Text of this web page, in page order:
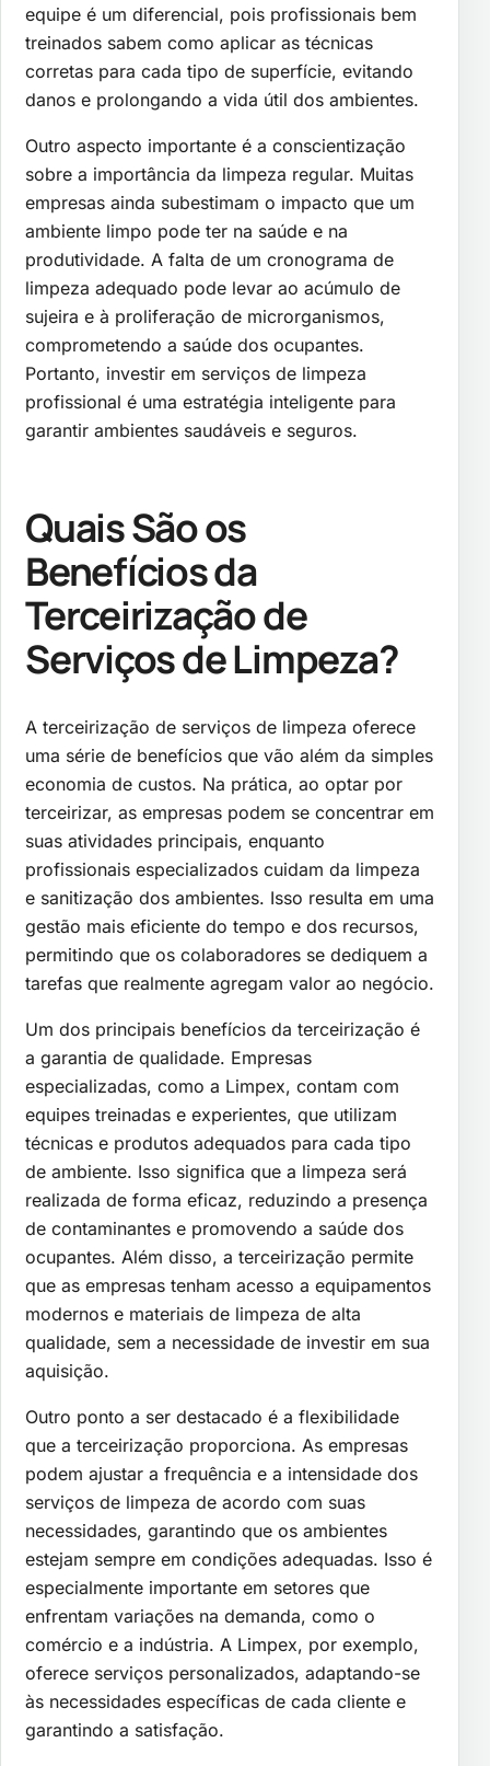
equipe é um diferencial, pois profissionais bem
treinados sabem como aplicar as técnicas
corretas para cada tipo de superfície, evitando
danos e prolongando a vida útil dos ambientes.
Outro aspecto importante é a conscientização
sobre a importância da limpeza regular. Muitas
empresas ainda subestimam o impacto que um
ambiente limpo pode ter na saúde e na
produtividade. A falta de um cronograma de
limpeza adequado pode levar ao acúmulo de
sujeira e à proliferação de microrganismos,
comprometendo a saúde dos ocupantes.
Portanto, investir em serviços de limpeza
profissional é uma estratégia inteligente para
garantir ambientes saudáveis e seguros.
Quais São os
Benefícios da
Terceirização de
Serviços de Limpeza?
A terceirização de serviços de limpeza oferece
uma série de benefícios que vão além da simples
economia de custos. Na prática, ao optar por
terceirizar, as empresas podem se concentrar em
suas atividades principais, enquanto
profissionais especializados cuidam da limpeza
e sanitização dos ambientes. Isso resulta em uma
gestão mais eficiente do tempo e dos recursos,
permitindo que os colaboradores se dediquem a
tarefas que realmente agregam valor ao negócio.
Um dos principais benefícios da terceirização é
a garantia de qualidade. Empresas
especializadas, como a Limpex, contam com
equipes treinadas e experientes, que utilizam
técnicas e produtos adequados para cada tipo
de ambiente. Isso significa que a limpeza será
realizada de forma eficaz, reduzindo a presença
de contaminantes e promovendo a saúde dos
ocupantes. Além disso, a terceirização permite
que as empresas tenham acesso a equipamentos
modernos e materiais de limpeza de alta
qualidade, sem a necessidade de investir em sua
aquisição.
Outro ponto a ser destacado é a flexibilidade
que a terceirização proporciona. As empresas
podem ajustar a frequência e a intensidade dos
serviços de limpeza de acordo com suas
necessidades, garantindo que os ambientes
estejam sempre em condições adequadas. Isso é
especialmente importante em setores que
enfrentam variações na demanda, como o
comércio e a indústria. A Limpex, por exemplo,
oferece serviços personalizados, adaptando-se
às necessidades específicas de cada cliente e
garantindo a satisfação.